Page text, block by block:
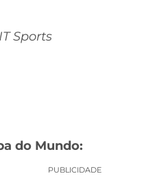
Sports
do Mundo:
PUBLICIDADE